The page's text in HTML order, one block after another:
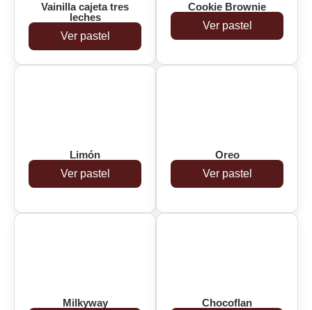
Vainilla cajeta tres
leches
Ver pastel
Cookie Brownie
Ver pastel
Limón
Ver pastel
Oreo
Ver pastel
Milkyway
Chocoflan